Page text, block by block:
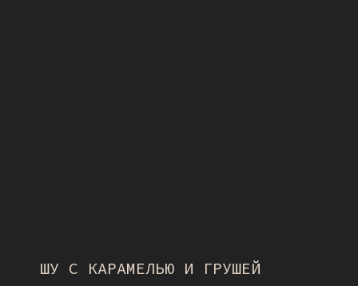
ШУ С КАРАМЕЛЬЮ И ГРУШЕЙ